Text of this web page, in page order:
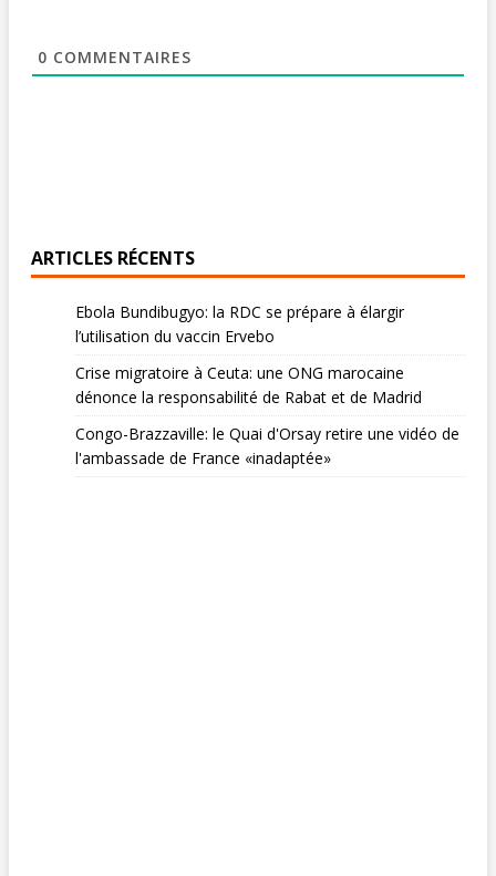
0 COMMENTAIRES
ARTICLES RÉCENTS
Ebola Bundibugyo: la RDC se prépare à élargir
l’utilisation du vaccin Ervebo
Crise migratoire à Ceuta: une ONG marocaine
dénonce la responsabilité de Rabat et de Madrid
Congo-Brazzaville: le Quai d'Orsay retire une vidéo de
l'ambassade de France «inadaptée»